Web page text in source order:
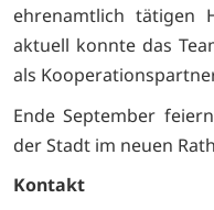
ehrenamtlich tätigen
aktuell konnte das
als
Ende September
der Stadt im neuen
Kontakt